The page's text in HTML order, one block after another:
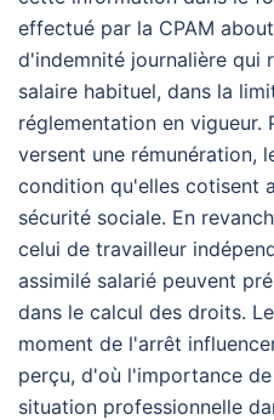
effectué par la CPAM
d'indemnité journalière qui
salaire habituel, dans la
réglementation en vigueur.
versent une rémunération,
condition qu'elles cotisent
sécurité sociale. En
celui de travailleur
assimilé salarié peuvent
dans le calcul des droits.
moment de l'arrêt
perçu, d'où l'importance
situation professionnelle